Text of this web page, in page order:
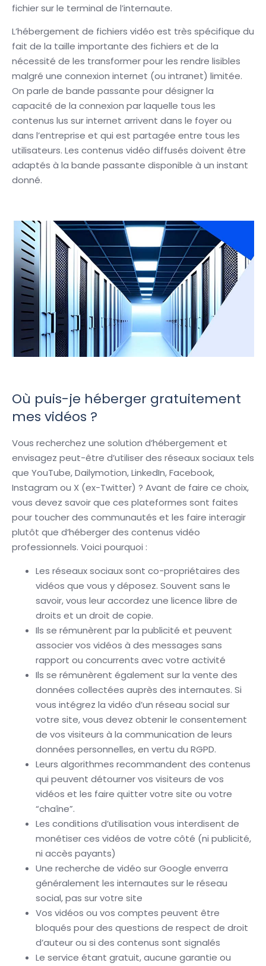
fichier sur le terminal de l’internaute.
L’hébergement de fichiers vidéo est très spécifique du
fait de la taille importante des fichiers et de la
nécessité de les transformer pour les rendre lisibles
malgré une connexion internet (ou intranet) limitée.
On parle de bande passante pour désigner la
capacité de la connexion par laquelle tous les
contenus lus sur internet arrivent dans le foyer ou
dans l’entreprise et qui est partagée entre tous les
utilisateurs. Les contenus vidéo diffusés doivent être
adaptés à la bande passante disponible à un instant
donné.
Où puis-je héberger gratuitement
mes vidéos ?
Vous recherchez une solution d’hébergement et
envisagez peut-être d’utiliser des réseaux sociaux tels
que YouTube, Dailymotion, LinkedIn, Facebook,
Instagram ou X (ex-Twitter) ? Avant de faire ce choix,
vous devez savoir que ces plateformes sont faites
pour toucher des communautés et les faire interagir
plutôt que d’héberger des contenus vidéo
professionnels. Voici pourquoi :
Les réseaux sociaux sont co-propriétaires des
vidéos que vous y déposez. Souvent sans le
savoir, vous leur accordez une licence libre de
droits et un droit de copie.
Ils se rémunèrent par la publicité et peuvent
associer vos vidéos à des messages sans
rapport ou concurrents avec votre activité
Ils se rémunèrent également sur la vente des
données collectées auprès des internautes. Si
vous intégrez la vidéo d’un réseau social sur
votre site, vous devez obtenir le consentement
de vos visiteurs à la communication de leurs
données personnelles, en vertu du RGPD.
Leurs algorithmes recommandent des contenus
qui peuvent détourner vos visiteurs de vos
vidéos et les faire quitter votre site ou votre
“chaîne”.
Les conditions d’utilisation vous interdisent de
monétiser ces vidéos de votre côté (ni publicité,
ni accès payants)
Une recherche de vidéo sur Google enverra
généralement les internautes sur le réseau
social, pas sur votre site
Vos vidéos ou vos comptes peuvent être
bloqués pour des questions de respect de droit
d’auteur ou si des contenus sont signalés
Le service étant gratuit, aucune garantie ou